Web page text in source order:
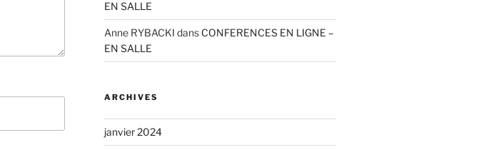
EN SALLE
Anne RYBACKI dans CONFERENCES EN LIGNE –
EN SALLE
ARCHIVES
janvier 2024